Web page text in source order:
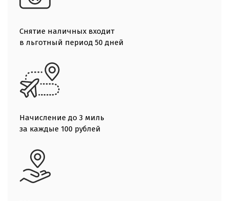
Снятие наличных входит
в льготный период 50 дней
Начисление до 3 миль
за каждые 100 рублей